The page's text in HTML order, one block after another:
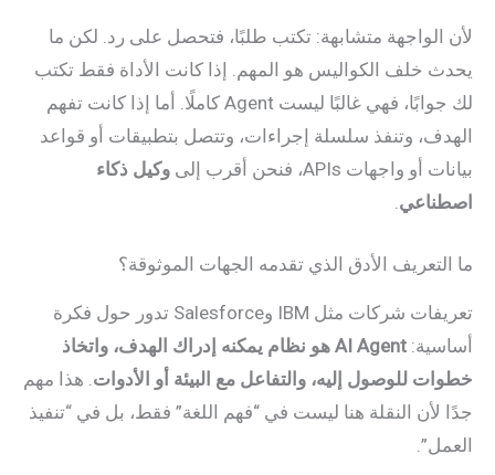
لأن الواجهة متشابهة: تكتب طلبًا، فتحصل على رد. لكن ما
يحدث خلف الكواليس هو المهم. إذا كانت الأداة فقط تكتب
لك جوابًا، فهي غالبًا ليست Agent كاملًا. أما إذا كانت تفهم
الهدف، وتنفذ سلسلة إجراءات، وتتصل بتطبيقات أو قواعد
بيانات أو واجهات APIs، فنحن أقرب إلى
وكيل ذكاء
اصطناعي
ما التعريف الأدق الذي تقدمه الجهات الموثوقة؟
تعريفات شركات مثل IBM وSalesforce تدور حول فكرة
أساسية:
AI Agent هو نظام يمكنه إدراك الهدف، واتخاذ
خطوات للوصول إليه، والتفاعل مع البيئة أو الأدوات . هذا مهم
جدًا لأن النقلة هنا ليست في “فهم اللغة” فقط، بل في “تنفيذ
العمل”.